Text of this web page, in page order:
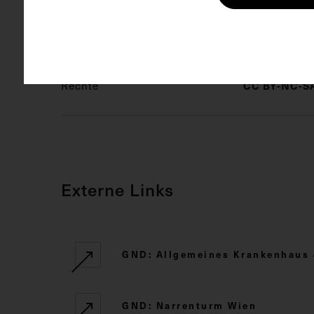
Rechte CC BY-NC-
Externe Links
GND: Allgemeines Krankenhaus
GND: Narrenturm Wien